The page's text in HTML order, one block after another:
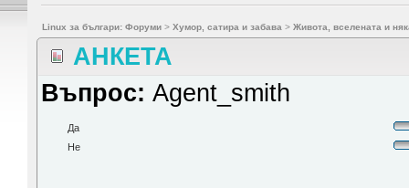
Linux за българи: Форуми> Хумор, сатира и забава > Живота, вселената и
АНКЕТА
Въпрос:Agent_smith
Да
Не